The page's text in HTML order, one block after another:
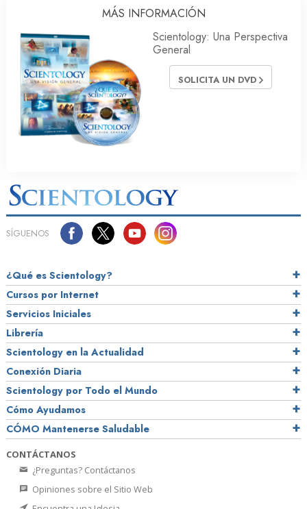
MÁS INFORMACIÓN
Scientology: Una Perspectiva
General
SOLICITA UN DVD
SÍGUENOS
¿Qué es Scientology?
Cursos por Internet
Servicios Iniciales
Librería
Scientology en la Actualidad
Conexión Diaria
Scientology por Todo el Mundo
Cómo Ayudamos
CÓMO Mantenerse Saludable
CONTÁCTANOS
¿Preguntas? Contáctanos
Opiniones sobre el Sitio Web